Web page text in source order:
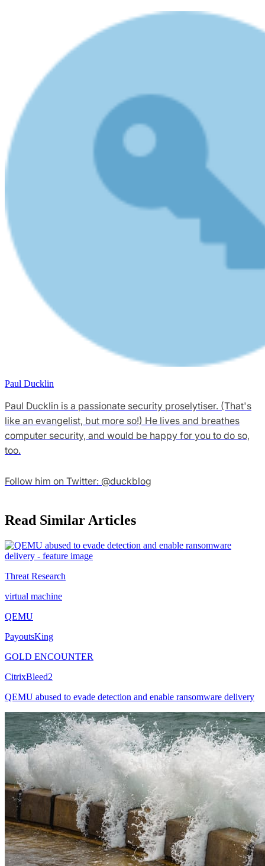
Paul Ducklin
Paul Ducklin is a passionate security proselytiser. (That's
like an evangelist, but more so!) He lives and breathes
computer security, and would be happy for you to do so,
too.
Follow him on Twitter: @duckblog
Read Similar Articles
Threat Research
virtual machine
QEMU
PayoutsKing
GOLD ENCOUNTER
CitrixBleed2
QEMU abused to evade detection and enable ransomware delivery